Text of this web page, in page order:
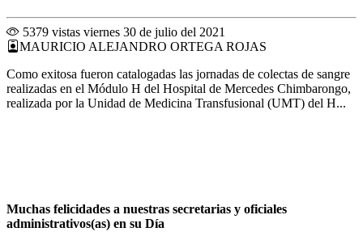
5379 vistas viernes 30 de julio del 2021
MAURICIO ALEJANDRO ORTEGA ROJAS
Como exitosa fueron catalogadas las jornadas de colectas de sangre
realizadas en el Módulo H del Hospital de Mercedes Chimbarongo,
realizada por la Unidad de Medicina Transfusional (UMT) del H...
Muchas felicidades a nuestras secretarias y oficiales
administrativos(as) en su Día